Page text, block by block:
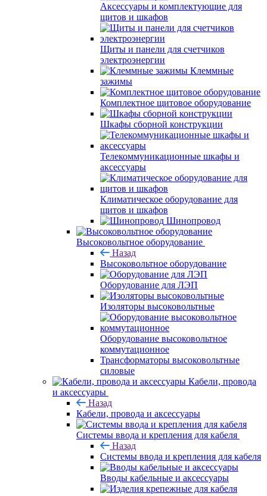
Аксессуары и комплектующие для
щитов и шкафов
Щиты и панели для счетчиков
электроэнергии
Клеммные
зажимы
Комплектное щитовое оборудование
Шкафы сборной конструкции
Телекоммуникационные шкафы и
аксессуары
Климатическое оборудование для
щитов и шкафов
Шинопровод
Высоковольтное оборудование
Назад
Высоковольтное оборудование
Оборудование для ЛЭП
Изоляторы высоковольтные
Оборудование высоковольтное
коммутационное
Трансформаторы высоковольтные
силовые
Кабели, провода
и аксессуары
Назад
Кабели, провода и аксессуары
Системы ввода и крепления для кабеля
Назад
Системы ввода и крепления для кабеля
Вводы кабельные и аксессуары